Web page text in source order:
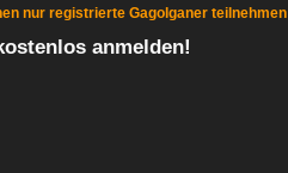
nur registrierte Gagolganer teilnehmen
anmelden!